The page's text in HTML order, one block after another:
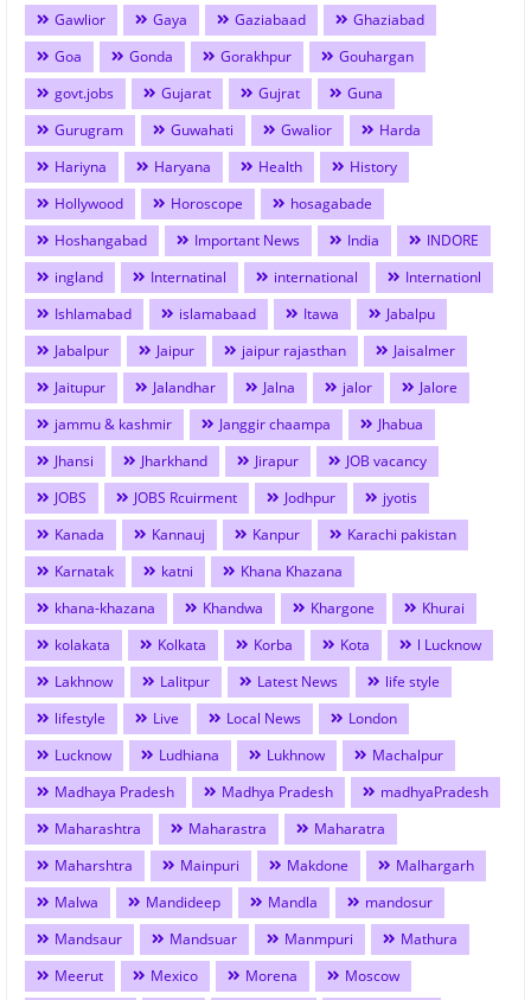
Gawlior
Gaya Gaziabaad
Ghaziabad
Goa
Gonda Gorakhpur
Gouhargan
govt.jobs
Gujarat Gujrat
Guna
Gurugram
Guwahati Gwalior
Harda
Hariyna
Haryana Health
History
Hollywood
Horoscope
hosagabade
Hoshangabad
Important News India
INDORE
ingland
Internatinal international
Internationl
Ishlamabad
islamabaad Itawa
Jabalpu
Jabalpur
Jaipur jaipur rajasthan
Jaisalmer
Jaitupur
Jalandhar Jalna jalor
Jalore
jammu & kashmir
Janggir chaampa
Jhabua
Jhansi
Jharkhand Jirapur
JOB vacancy
JOBS
JOBS Rcuirment Jodhpur
jyotis
Kanada
Kannauj Kanpur
Karachi pakistan
Karnatak
katni
Khana Khazana
khana-khazana
Khandwa Khargone
Khurai
kolakata
Kolkata Korba Kota
l Lucknow
Lakhnow
Lalitpur Latest News
life style
lifestyle
Live Local News
London
Lucknow
Ludhiana Lukhnow
Machalpur
Madhaya Pradesh
Madhya Pradesh
madhyaPradesh
Maharashtra
Maharastra
Maharatra
Maharshtra
Mainpuri Makdone
Malhargarh
Malwa
Mandideep Mandla
mandosur
Mandsaur
Mandsuar Manmpuri
Mathura
Meerut
Mexico Morena
Moscow